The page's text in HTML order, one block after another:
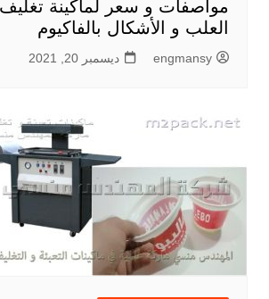
مواصفات و سعر لماكينة
العلب و الأشكال بالفاكيوم
engmansy ديسمبر 20, 2021